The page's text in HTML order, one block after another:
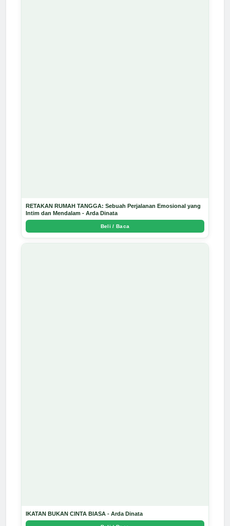
RETAKAN RUMAH TANGGA: Sebuah Perjalanan Emosional yang
Intim dan Mendalam - Arda Dinata
Beli / Baca
IKATAN BUKAN CINTA BIASA - Arda Dinata